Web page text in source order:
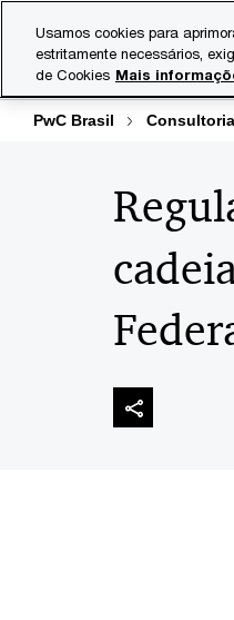
content
footer
PwC Brasil
Usamos cookies para
estritamente necessários,
de Cookies Mais